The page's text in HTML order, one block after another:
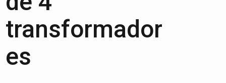
transformador
es